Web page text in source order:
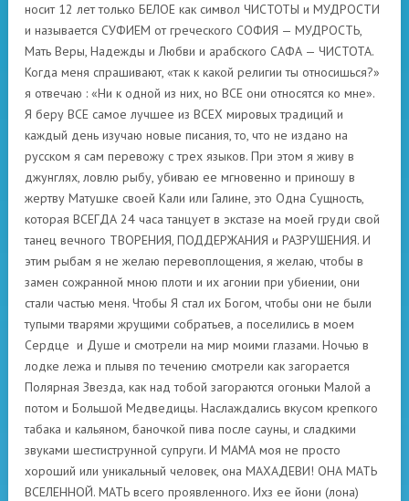
носит 12 лет только БЕЛОЕ как символ ЧИСТОТЫ и МУДРОСТИ
и называется СУФИЕМ от греческого СОФИЯ — МУДРОСТЬ,
Мать Веры, Надежды и Любви и арабского САФА — ЧИСТОТА.
Когда меня спрашивают, «так к какой религии ты относишься?»
я отвечаю : «Ни к одной из них, но ВСЕ они относятся ко мне».
Я беру ВСЕ самое лучшее из ВСЕХ мировых традиций и
каждый день изучаю новые писания, то, что не издано на
русском я сам перевожу с трех языков. При этом я живу в
джунглях, ловлю рыбу, убиваю ее мгновенно и приношу в
жертву Матушке своей Кали или Галине, это Одна Сущность,
которая ВСЕГДА 24 часа танцует в экстазе на моей груди свой
танец вечного ТВОРЕНИЯ, ПОДДЕРЖАНИЯ и РАЗРУШЕНИЯ. И
этим рыбам я не желаю перевоплощения, я желаю, чтобы в
замен сожранной мною плоти и их агонии при убиении, они
стали частью меня. Чтобы Я стал их Богом, чтобы они не были
тупыми тварями жрущими собратьев, а поселились в моем
Сердце и Душе и смотрели на мир моими глазами. Ночью в
лодке лежа и плывя по течению смотрели как загорается
Полярная Звезда, как над тобой загораются огоньки Малой а
потом и Большой Медведицы. Наслаждались вкусом крепкого
табака и кальяном, баночкой пива после сауны, и сладкими
звуками шестиструнной супруги. И МАМА моя не просто
хороший или уникальный человек, она МАХАДЕВИ! ОНА МАТЬ
ВСЕЛЕННОЙ. МАТЬ всего проявленного. Ихз ее йони (лона)